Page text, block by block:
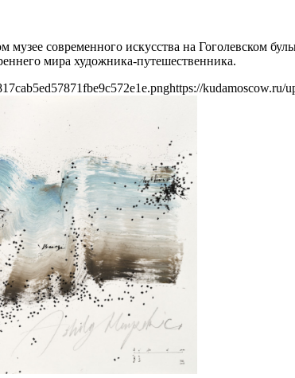
музее современного искусства на Гоголевском
мира художника-путешественника.
https://kudamoscow.ru/